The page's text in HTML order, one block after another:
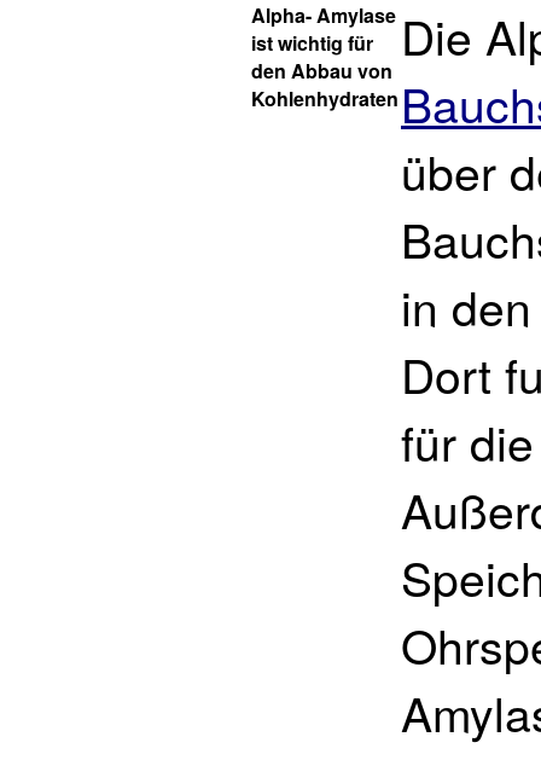
Alpha- Amylase
ist wichtig für
den Abbau von
Kohlenhydraten
Die
über
in
Dort
für